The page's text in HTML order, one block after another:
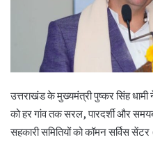
उत्तराखंड के मुख्यमंत्री पुष्कर सिंह
को हर गांव तक सरल, पारदर्शी और
सहकारी समितियों को कॉमन सर्विस